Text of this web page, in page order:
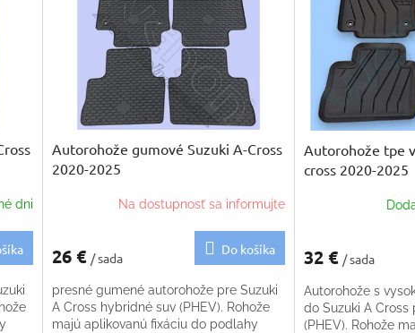
dni
Autorohože gumové Suzuki A-Cross
2020-2025
Na dostupnosť sa informujte
26 € / sada
Do košíka
presné gumené autorohože pre Suzuki
A Cross hybridné suv (PHEV). Rohože
majú aplikovanú fixáciu do podlahy
Autorohože tpe
cross 2020-2025
32 € / sada
Autorohože s
do Suzuki A
(PHEV). Rohože